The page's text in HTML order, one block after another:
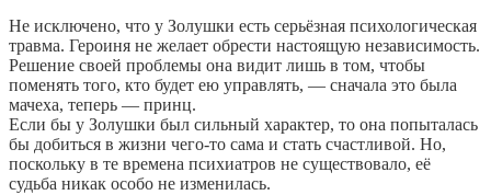
Не исключено, что у Золушки есть серьёзная психологическая
травма. Героиня не желает обрести настоящую независимость.
Решение своей проблемы она видит лишь в том, чтобы
поменять того, кто будет ею управлять, — сначала это была
мачеха, теперь — принц.
Если бы у Золушки был сильный характер, то она попыталась
бы добиться в жизни чего-то сама и стать счастливой. Но,
поскольку в те времена психиатров не существовало, её
судьба никак особо не изменилась.